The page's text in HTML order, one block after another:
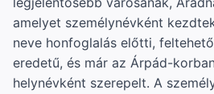
amelyet személynévként
neve honfoglalás előtti,
eredetű, és már az Árpád-
helynévként szerepelt. A